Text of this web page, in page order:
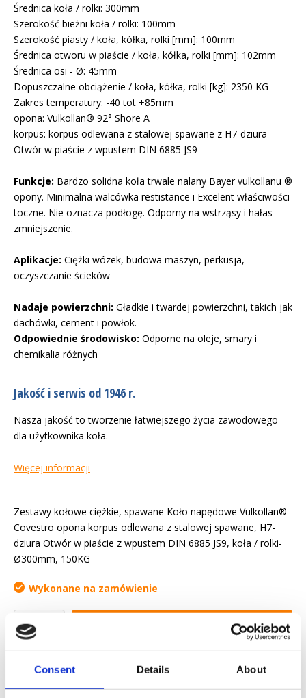
Consent Details About
Średnica koła / rolki: 300mm
Szerokość bieżni koła / rolki: 100mm
Szerokość piasty / koła, kółka, rolki [mm]: 100mm
Średnica otworu w piaście / koła, kółka, rolki [mm]: 102mm
Średnica osi - Ø: 45mm
Dopuszczalne obciążenie / koła, kółka, rolki [kg]: 2350 KG
Zakres temperatury: -40 tot +85mm
opona: Vulkollan® 92° Shore A
korpus: korpus odlewana z stalowej spawane z H7-dziura
Otwór w piaście z wpustem DIN 6885 JS9
Funkcje: Bardzo solidna koła trwale nalany Bayer vulkollanu ®
opony. Minimalna walcówka restistance i Excelent właściwości
toczne. Nie oznacza podłogę. Odporny na wstrząsy i hałas
zmniejszenie.
Aplikacje: Ciężki wózek, budowa maszyn, perkusja,
oczyszczanie ścieków
Nadaje powierzchni: Gładkie i twardej powierzchni, takich jak
dachówki, cement i powłok.
Odpowiednie środowisko: Odporne na oleje, smary i
chemikalia różnych
Jakość i serwis od 1946 r.
Nasza jakość to tworzenie łatwiejszego życia zawodowego
dla użytkownika koła.
Więcej informacji
Zestawy kołowe ciężkie, spawane Koło napędowe Vulkollan®
Covestro opona korpus odlewana z stalowej spawane, H7-
dziura Otwór w piaście z wpustem DIN 6885 JS9, koła / rolki-
Ø300mm, 150KG
Wykonane na zamówienie
Chcemy ułatwić ci życie zawodowe
Szybka dostawa